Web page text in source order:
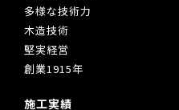
多様な技術力
木造技術
堅実経営
創業1915年
施工実績